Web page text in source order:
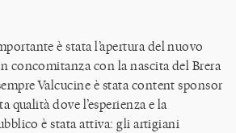
è stata l’apertura del nuovo
concomitanza con la nascita del Brera
Valcucine è stata content sponsor
qualità dove l’esperienza e la
è stata attiva: gli artigiani